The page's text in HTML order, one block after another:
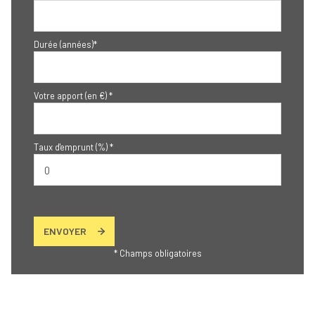
Durée (années)*
Votre apport (en €) *
Taux d'emprunt (%) *
ENVOYER
* Champs obligatoires